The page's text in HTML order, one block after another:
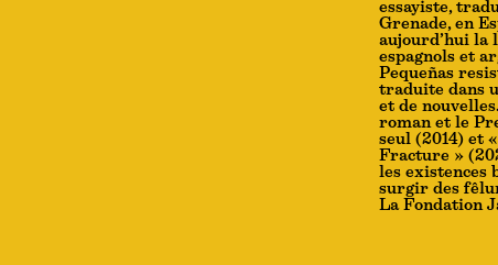
essayiste,
Grenade, en
aujourd’hui la
espagnols et
Pequeñas
traduite dans
et de
roman et le
seul (2014) et
Fracture »
les existences
surgir des
La Fondation